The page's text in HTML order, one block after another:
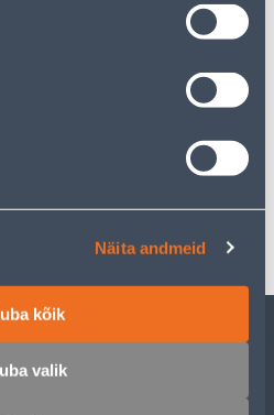
Näita andmeid
kõik
valik
КЛИЕНТОВ